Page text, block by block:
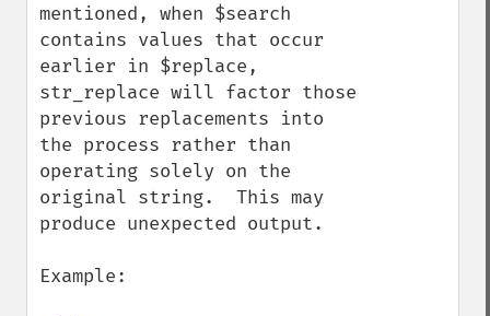
mentioned, when $search
contains values that occur
earlier in $replace,
str_replace will factor those
previous replacements into
the process rather than
operating solely on the
original string.  This may
produce unexpected output.
Example: